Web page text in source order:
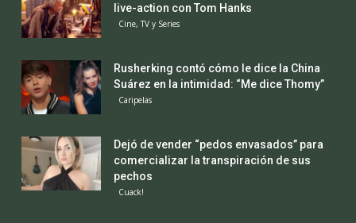
live-action con Tom Hanks
Cine, TV y Series
Rusherking contó cómo le dice la China
Suárez en la intimidad: “Me dice Thomy”
Caripelas
Dejó de vender “pedos envasados” para
comercializar la transpiración de sus
pechos
Cuack!